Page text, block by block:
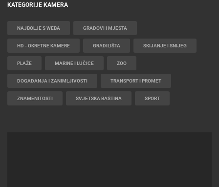
KATEGORIJE KAMERA
NAJBOLJE S WEBA GRADOVI I MJESTA
HD - OKRETNE KAMERE GRADILIŠTA SKIJANJE I SNIJEG
PLAŽE MARINE I LUČICE ZOO
DOGAĐANJA I ZANIMLJIVOSTI TRANSPORT I PROMET
ZNAMENITOSTI SVJETSKA BAŠTINA SPORT